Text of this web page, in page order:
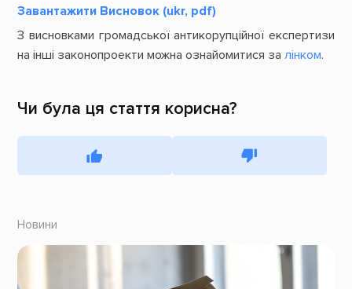
Завантажити Висновок (ukr, pdf)
З висновками громадської антикорупційної експертизи
на інші законопроекти можна ознайомитися за лінком.
Чи була ця стаття корисна?
Новини